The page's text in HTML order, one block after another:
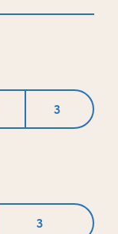
3
3
лота